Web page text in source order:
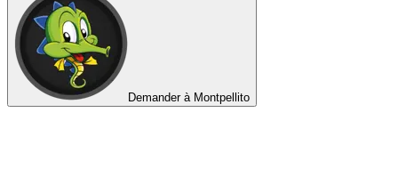
Demander à Montpellito